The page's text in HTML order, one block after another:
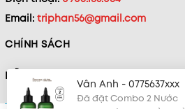
Email: triphan56@gmail.com
CHÍNH SÁCH
HỖ TRỢ
Vân Anh - 0775637xxx
Đã đặt Combo 2 Nước